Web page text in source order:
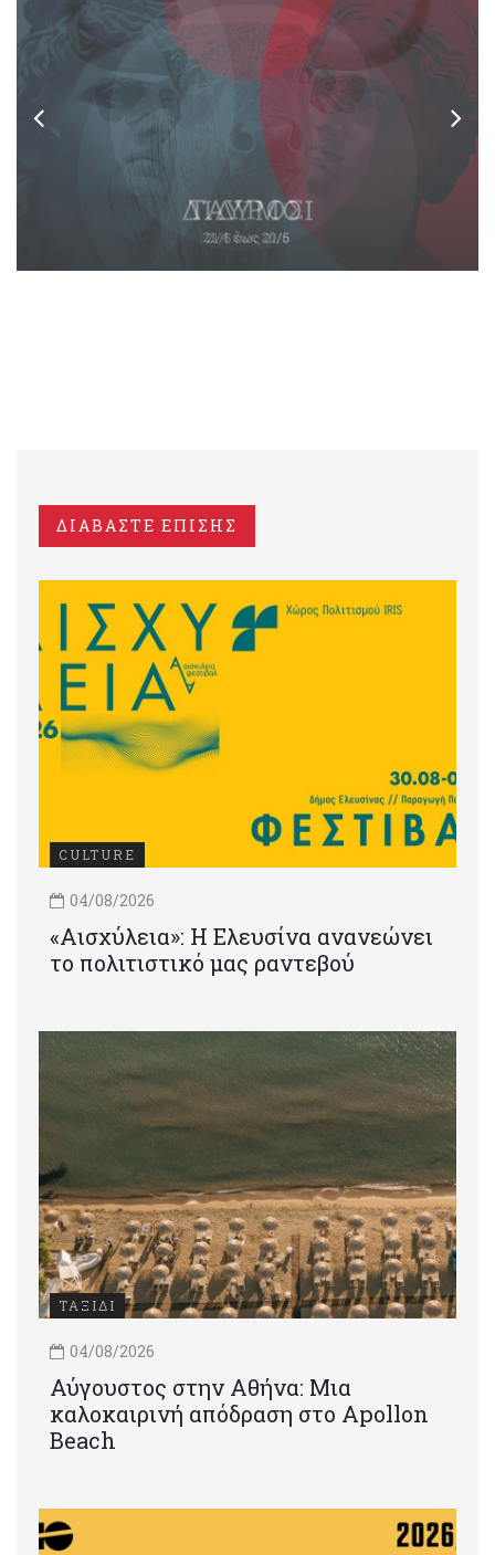
ΔΙΑΒΑΣΤΕ ΕΠΙΣΗΣ
CULTURE
04/08/2026
«Αισχύλεια»: Η Ελευσίνα ανανεώνει
το πολιτιστικό μας ραντεβού
ΤΑΞΙΔΙ
04/08/2026
Αύγουστος στην Αθήνα: Μια
καλοκαιρινή απόδραση στο Apollon
Beach